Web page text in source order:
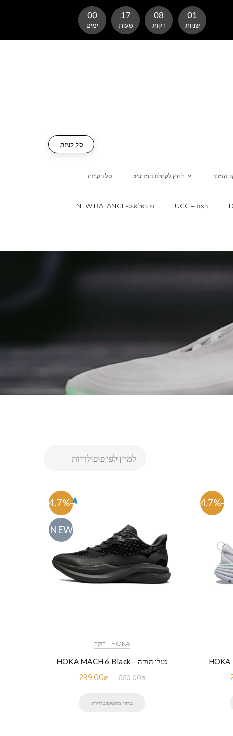
סל הקניות לחץ לקטלוג המותגים הזמנה
NEW BALANCE-ניו באלאנס UGG – האגג
סל קניות
-54.7%
NEW
HOKA - הוקה
נעלי הוקה – HOKA MACH 6 Black
660.00₪
299.00₪
בחר מהאפשרויות
-54.7%
00
ימים
17
שעות
08
דקות
00
שניות